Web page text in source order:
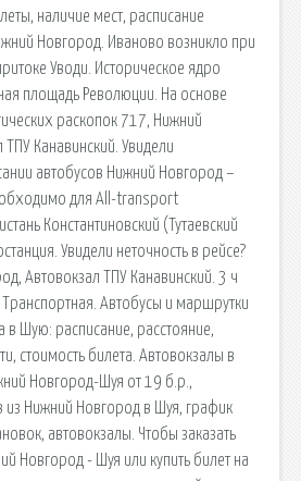
наличие мест, расписание
Новгород. Иваново возникло при
Уводи. Историческое ядро
площадь Революции. На основе
раскопок 717, Нижний
Канавинский. Увидели
автобусов Нижний Новгород –
для All-transport
Константиновский (Тутаевский
Увидели неточность в рейсе?
Автовокзал ТПУ Канавинский. 3 ч
Автобусы и маршрутки
в Шую: расписание, расстояние,
стоимость билета. Автовокзалы в
Новгород-Шуя от 19 б.р.,
из Нижний Новгород в Шуя, график
автовокзалы. Чтобы заказать
Новгород - Шуя или купить билет на